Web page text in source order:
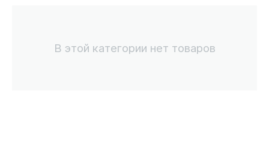
В этой категории нет товаров